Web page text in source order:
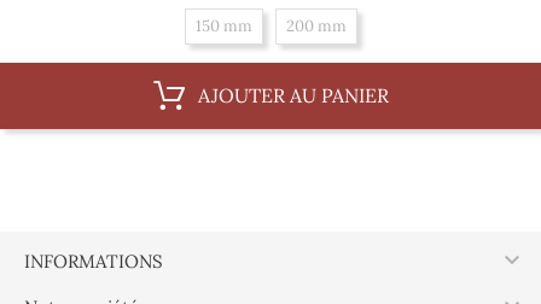
150 mm 200 mm
AJOUTER AU PANIER
INFORMATIONS 